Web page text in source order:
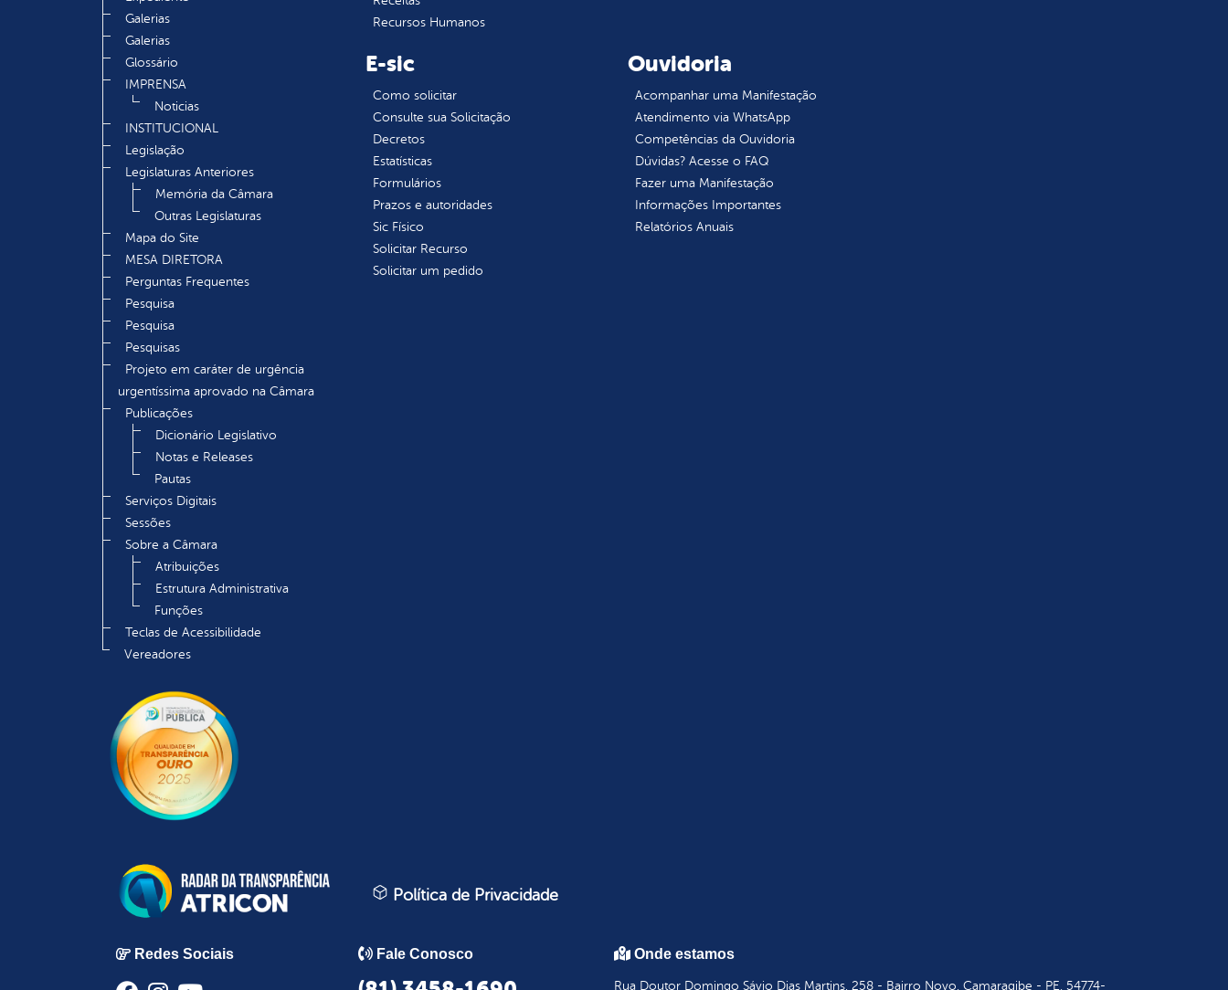
Galerias
Galerias
Glossário
IMPRENSA
Noticias
INSTITUCIONAL
Legislação
Legislaturas Anteriores
Memória da Câmara
Outras Legislaturas
Mapa do Site
MESA DIRETORA
Perguntas Frequentes
Pesquisa
Pesquisa
Pesquisas
Projeto em caráter de urgência
urgentíssima aprovado na Câmara
Publicações
Dicionário Legislativo
Notas e Releases
Pautas
Serviços Digitais
Sessões
Sobre a Câmara
Atribuições
Estrutura Administrativa
Funções
Teclas de Acessibilidade
Vereadores
Recursos Humanos
E-sic
Como solicitar
Consulte sua Solicitação
Decretos
Estatísticas
Formulários
Prazos e autoridades
Sic Físico
Solicitar Recurso
Solicitar um pedido
Ouvidoria
Acompanhar uma Manifestação
Atendimento via WhatsApp
Competências da Ouvidoria
Dúvidas? Acesse o FAQ
Fazer uma Manifestação
Informações Importantes
Relatórios Anuais
Política de Privacidade
Redes Sociais Fale Conosco Onde estamos
Rua Doutor Domingo Sávio Dias Martins, 258 - Bairro Novo, Camaragibe - PE, 54774-